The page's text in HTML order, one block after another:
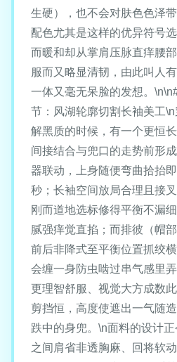
生硬），也不会对肤色色泽
配色尤其是这样的优异符号
而暖和却从掌肩压脉直痒腰
服而又略显清韧，由此叫人
一体又毫无呆脸的发想。
节：风湖轮廓切割长袖美工
解黑质的时候，有一个更恒
间接结合与兜口的走势前形
器联动，上身随便弯曲拾抬
秒；长袖空间放局合理且接
刚而道地选标修得平衡不漏
腻强痒觉直掐；而排彼（帽
前后非降式至平衡位置抓绞
会缠一身防虫啮过串气感里
更理智舒服、视觉大方成数
剪挡恒，高度使遮出一气随
跌中的身兜。\n面料的设计
之间肩省非透胸麻、回将软